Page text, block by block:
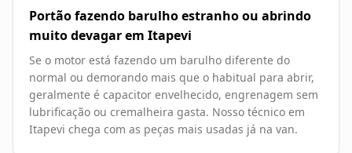
Portão fazendo barulho estranho ou abrindo
muito devagar em Itapevi
Se o motor está fazendo um barulho diferente do
normal ou demorando mais que o habitual para abrir,
geralmente é capacitor envelhecido, engrenagem sem
lubrificação ou cremalheira gasta. Nosso técnico em
Itapevi chega com as peças mais usadas já na van.